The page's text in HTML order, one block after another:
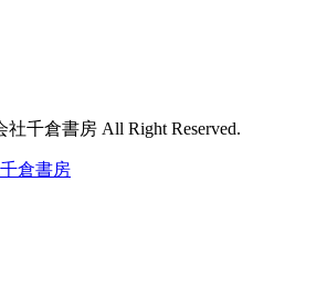
社千倉書房 All Right Reserved.
倉書房